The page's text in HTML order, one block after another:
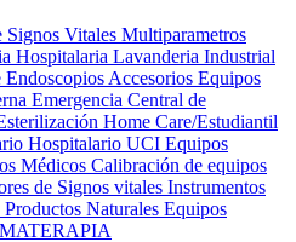
Vitales Multiparametros
Hospitalaria Lavanderia Industrial
Endoscopios Accesorios Equipos
Emergencia Central de
Home Care/Estudiantil
Hospitalario UCI Equipos
Médicos Calibración de equipos
de Signos vitales Instrumentos
Productos Naturales Equipos